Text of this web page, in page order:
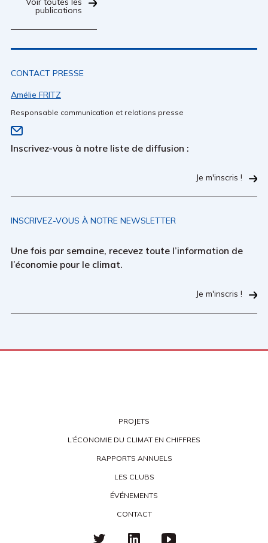
publications
CONTACT PRESSE
Amélie FRITZ
Responsable communication et relations presse
Inscrivez-vous à notre liste de diffusion :
Je m'inscris !
INSCRIVEZ-VOUS À NOTRE NEWSLETTER
Une fois par semaine, recevez toute l’information de
l’économie pour le climat.
Je m'inscris !
PROJETS
L’ÉCONOMIE DU CLIMAT EN CHIFFRES
RAPPORTS ANNUELS
LES CLUBS
ÉVÉNEMENTS
CONTACT